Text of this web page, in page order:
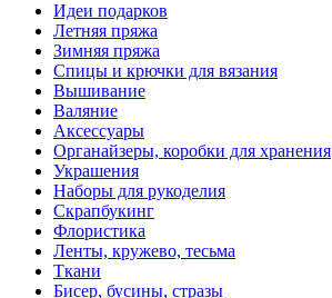
Идеи подарков
Летняя пряжа
Зимняя пряжа
Спицы и крючки для вязания
Вышивание
Валяние
Аксессуары
Органайзеры, коробки для хранения
Украшения
Наборы для рукоделия
Скрапбукинг
Флористика
Ленты, кружево, тесьма
Ткани
Бисер, бусины, стразы